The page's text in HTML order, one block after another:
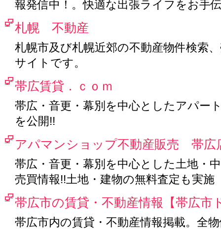
報発信中！。快適な出張ライフをお手
札幌 不動産
札幌市及び札幌近郊の不動産物件検索
サイトです。
帯広賃貸．ｃｏｍ
帯広・音更・幕別を中心としたアパー
を公開!!
アパマンショップ不動産販売 帯広
帯広・音更・幕別を中心とした土地・
売買情報!!土地・建物の無料査定も実
帯広市の賃貸・不動産情報【帯広市
帯広市内の賃貸・不動産情報掲載。全